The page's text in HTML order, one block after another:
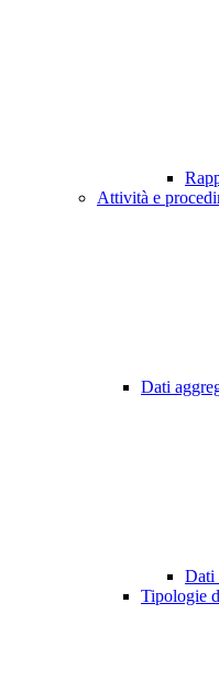
Attività e
Dati
Dati
Tipologie